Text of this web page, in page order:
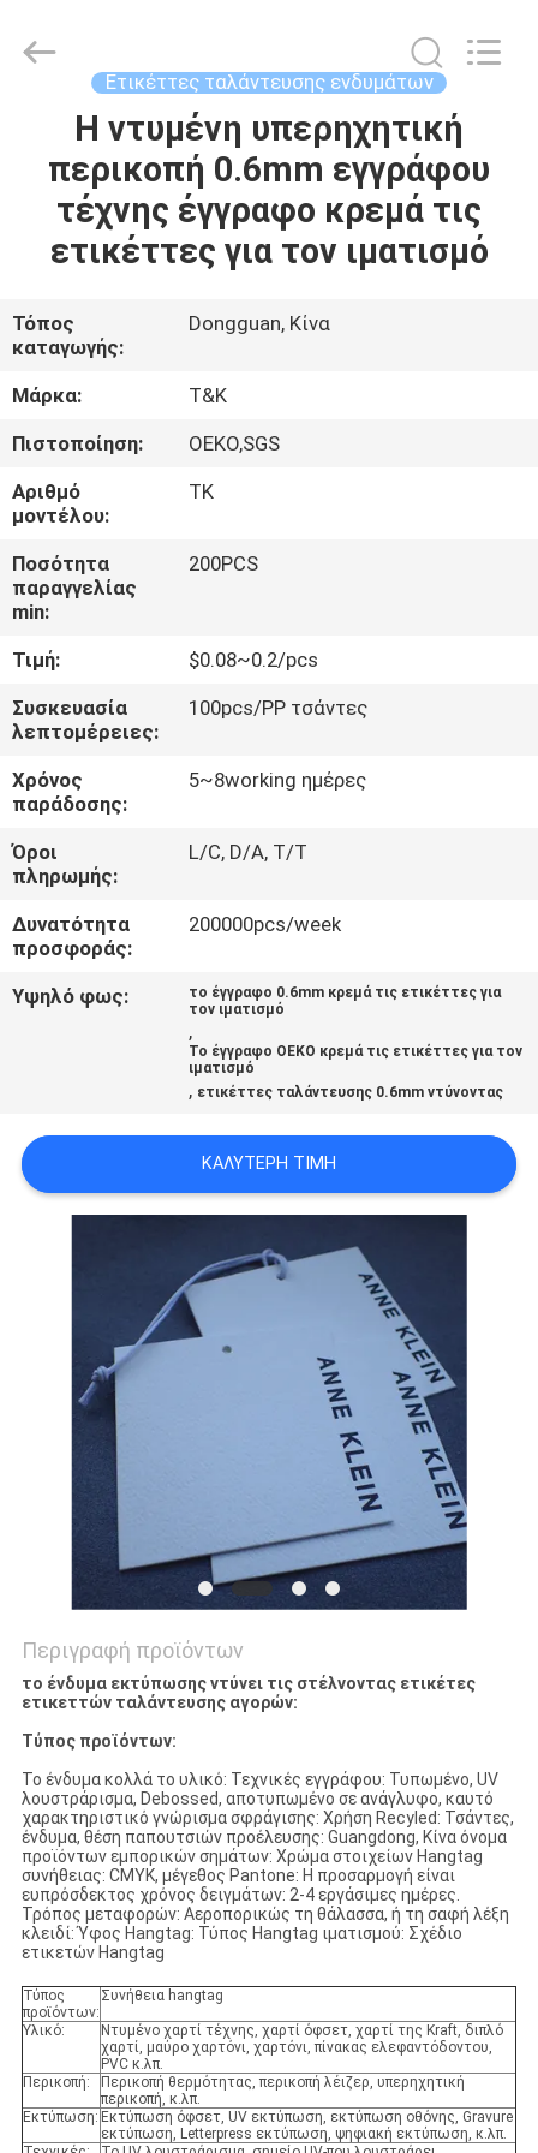
ΣΠΊΤΙ
ΠΡΟΪΌΝΤΑ
ΕΜΕΊΣ
ΓΎΡΟΣ
ΕΡΓΟΣΤΑΣΊΩΝ
ΠΟΙΟΤΙΚΌΣ
ΈΛΕΓΧΟΣ
ΕΛΆΤΕ
ΣΕ
ΕΠΑΦΉ
ΜΕ
ΖΗΤΉΣΤΕ
ΈΝΑ
ΑΠΌΣΠΑΣΜΑ
POLICY
Accessories
Co.,Ltd.
Ετικέττες ταλάντευσης ενδυμάτων
Η ντυμένη υπερηχητική
περικοπή 0.6mm εγγράφου
τέχνης έγγραφο κρεμά τις
ετικέττες για τον ιματισμό
Τόπος
καταγωγής:
Dongguan, Κίνα
Μάρκα:
T&K
Πιστοποίηση:
OEKO,SGS
Αριθμό
μοντέλου:
TK
Ποσότητα
παραγγελίας
min:
200PCS
Τιμή:
$0.08~0.2/pcs
Συσκευασία
λεπτομέρειες:
100pcs/PP τσάντες
Χρόνος
παράδοσης:
5~8working ημέρες
Όροι
πληρωμής:
L/C, D/A, T/T
Δυνατότητα
προσφοράς:
200000pcs/week
Υψηλό φως:
το έγγραφο 0.6mm κρεμά τις ετικέττες για
τον ιματισμό
,
Το έγγραφο OEKO κρεμά τις ετικέττες για τον
ιματισμό
, ετικέττες ταλάντευσης 0.6mm ντύνοντας
ΚΑΛΎΤΕΡΗ ΤΙΜΉ
Περιγραφή προϊόντων
το ένδυμα εκτύπωσης ντύνει τις στέλνοντας ετικέτες
ετικεττών ταλάντευσης αγορών:
Τύπος προϊόντων:
Το ένδυμα κολλά το υλικό: Τεχνικές εγγράφου: Τυπωμένο, UV
λουστράρισμα, Debossed, αποτυπωμένο σε ανάγλυφο, καυτό
χαρακτηριστικό γνώρισμα σφράγισης: Χρήση Recyled: Τσάντες,
ένδυμα, θέση παπουτσιών προέλευσης: Guangdong, Κίνα όνομα
προϊόντων εμπορικών σημάτων: Χρώμα στοιχείων Hangtag
συνήθειας: CMYK, μέγεθος Pantone: Η προσαρμογή είναι
ευπρόσδεκτος χρόνος δειγμάτων: 2-4 εργάσιμες ημέρες.
Τρόπος μεταφορών: Αεροπορικώς τη θάλασσα, ή τη σαφή λέξη
κλειδί: Ύφος Hangtag: Τύπος Hangtag ιματισμού: Σχέδιο
ετικετών Hangtag
Τύπος
προϊόντων:
Συνήθεια hangtag
Υλικό:
Ντυμένο χαρτί τέχνης, χαρτί όφσετ, χαρτί της Kraft, διπλό
χαρτί, μαύρο χαρτόνι, χαρτόνι, πίνακας ελεφαντόδοντου,
PVC κ.λπ.
Περικοπή:
Περικοπή θερμότητας, περικοπή λέιζερ, υπερηχητική
περικοπή, κ.λπ.
Εκτύπωση: Εκτύπωση όφσετ, UV εκτύπωση, εκτύπωση οθόνης, Gravure
εκτύπωση, Letterpress εκτύπωση, ψηφιακή εκτύπωση, κ.λπ.